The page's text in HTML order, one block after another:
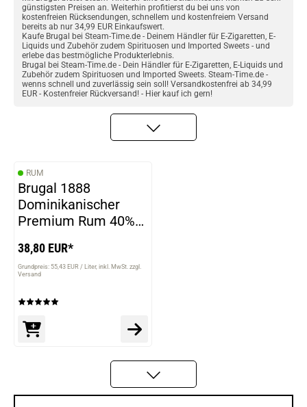
günstigsten Preisen an. Weiterhin profitierst du bei uns von
kostenfreien Rücksendungen, schnellem und kostenfreiem Versand
bereits ab nur 34,99 EUR Einkaufswert.
Kaufe Brugal bei Steam-Time.de - Deinem Händler für E-Zigaretten, E-
Liquids und Zubehör zudem Spirituosen und Imported Sweets - und
erlebe das bestmögliche Produkterlebnis.
Brugal bei Steam-Time.de - Dein Händler für E-Zigaretten, E-Liquids und
Zubehör zudem Spirituosen und Imported Sweets. Steam-Time.de -
wenns schnell und zuverlässig sein soll! Versandkostenfrei ab 34,99
EUR - Kostenfreier Rückversand! - Hier kauf ich gern!
RUM
Brugal 1888
Dominikanischer
Premium Rum 40%
38,80 EUR*
Grundpreis: 55,43 EUR / Liter inkl. MwSt. zzgl.
Versand